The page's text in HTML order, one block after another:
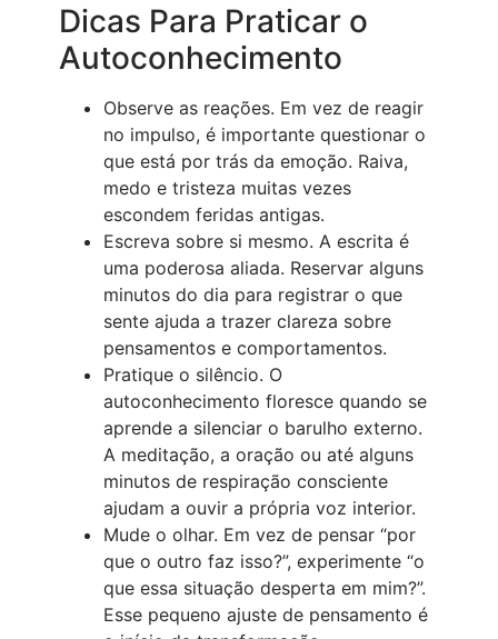
Dicas Para Praticar o
Autoconhecimento
Observe as reações. Em vez de reagir
no impulso, é importante questionar o
que está por trás da emoção. Raiva,
medo e tristeza muitas vezes
escondem feridas antigas.
Escreva sobre si mesmo. A escrita é
uma poderosa aliada. Reservar alguns
minutos do dia para registrar o que
sente ajuda a trazer clareza sobre
pensamentos e comportamentos.
Pratique o silêncio. O
autoconhecimento floresce quando se
aprende a silenciar o barulho externo.
A meditação, a oração ou até alguns
minutos de respiração consciente
ajudam a ouvir a própria voz interior.
Mude o olhar. Em vez de pensar “por
que o outro faz isso?”, experimente “o
que essa situação desperta em mim?”.
Esse pequeno ajuste de pensamento é